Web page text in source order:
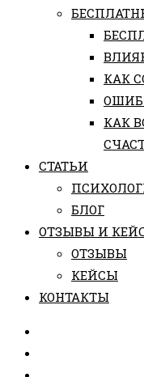
КАК
КАК
СТАТЬИ
БЛОГ
ОТЗЫВЫ И
ОТЗЫВЫ
КЕЙСЫ
КОНТАКТЫ